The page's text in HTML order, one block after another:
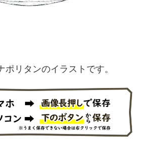
リタンのイラストです。